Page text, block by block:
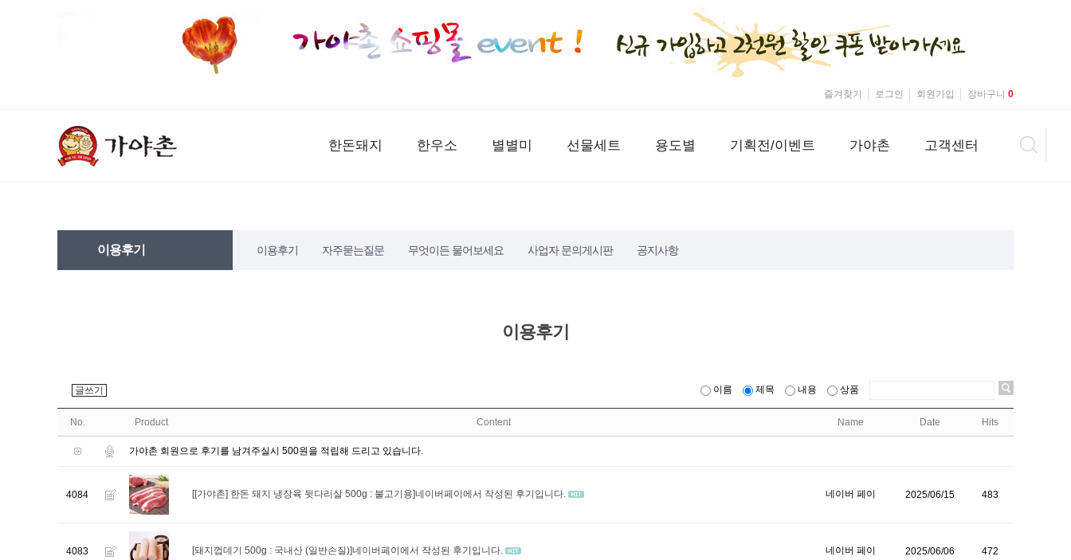
즐겨찾기 로그인 회원가입 장바구니 0
한돈돼지 한우소 별별미 선물세트 용도별 기획전/이벤트 가야촌 고객센터
이용후기 이용후기 자주묻는질문 무엇이든 물어보세요 사업자 문의게시판 공지사항
이용후기
글쓰기 이름 제목 내용 상품
No. Product Content Name Date Hits
가야촌 회원으로 후기를 남겨주실시 500원을 적립해 드리고 있습니다.
4084 [[가야촌] 한돈 돼지 냉장육 뒷다리살 500g : 불고기용]네이버페이에서 작성된 후기입니다. 네이버 페이 2025/06/15 483
4083 [돼지껍데기 500g : 국내산 (일반손질)]네이버페이에서 작성된 후기입니다. 네이버 페이 2025/06/06 472